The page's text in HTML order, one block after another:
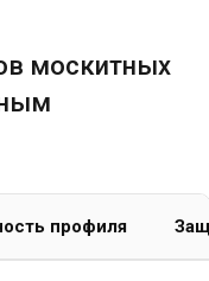
москитных
профиля